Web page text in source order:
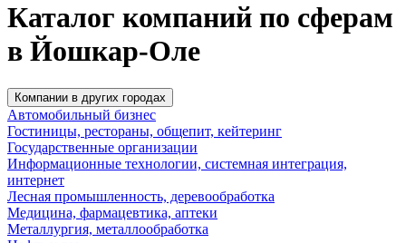
Каталог компаний по сферам
в Йошкар-Оле
Компании в других городах
Автомобильный бизнес
Гостиницы, рестораны, общепит, кейтеринг
Государственные организации
Информационные технологии, системная интеграция,
интернет
Лесная промышленность, деревообработка
Медицина, фармацевтика, аптеки
Металлургия, металлообработка